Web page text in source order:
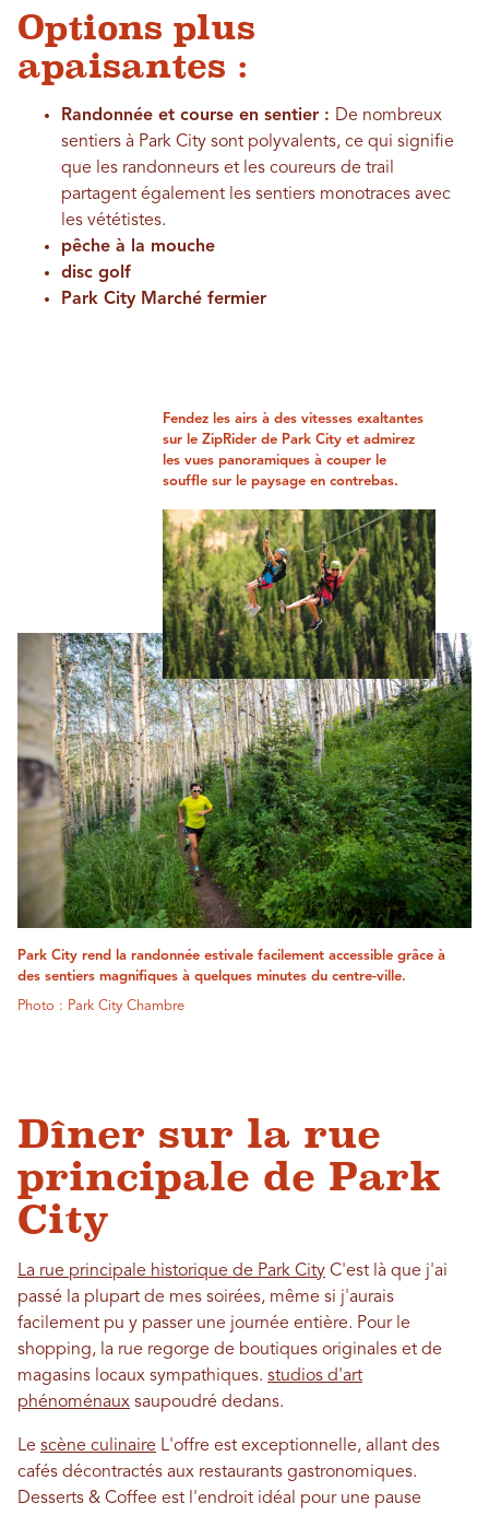
Options plus
apaisantes :
Randonnée et course en sentier : De nombreux
sentiers à Park City sont polyvalents, ce qui signifie
que les randonneurs et les coureurs de trail
partagent également les sentiers monotraces avec
les vététistes.
pêche à la mouche
disc golf
Park City Marché fermier
Fendez les airs à des vitesses exaltantes
sur le ZipRider de Park City et admirez
les vues panoramiques à couper le
souffle sur le paysage en contrebas.
Park City rend la randonnée estivale facilement accessible grâce à
des sentiers magnifiques à quelques minutes du centre-ville.
Photo : Park City Chambre
Dîner sur la rue
principale de Park
City
La rue principale historique de Park City C'est là que j'ai
passé la plupart de mes soirées, même si j'aurais
facilement pu y passer une journée entière. Pour le
shopping, la rue regorge de boutiques originales et de
magasins locaux sympathiques. studios d'art
phénoménaux saupoudré dedans.
Le scène culinaire L'offre est exceptionnelle, allant des
cafés décontractés aux restaurants gastronomiques.
Desserts & Coffee est l'endroit idéal pour une pause